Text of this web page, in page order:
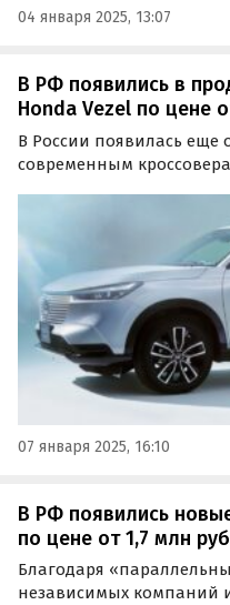
04 января 2025, 13:07
В РФ появились в
Honda Vezel по цене
В России появилась еще
современным
одном из них от 2 300
07 января 2025, 16:10
В РФ появились
по цене от 1,7 млн
Благодаря
независимых компаний